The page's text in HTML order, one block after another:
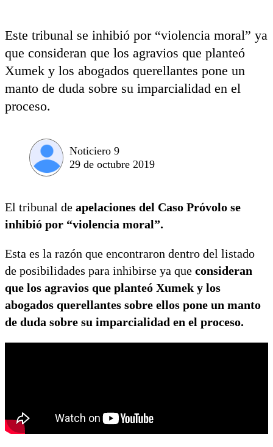
Este tribunal se inhibió por “violencia moral” ya
que consideran que los agravios que planteó
Xumek y los abogados querellantes pone un
manto de duda sobre su imparcialidad en el
proceso.
Noticiero 9
29 de octubre 2019
El tribunal de apelaciones del Caso Próvolo se
inhibió por “violencia moral”.
Esta es la razón que encontraron dentro del listado
de posibilidades para inhibirse ya que consideran
que los agravios que planteó Xumek y los
abogados querellantes sobre ellos pone un manto
de duda sobre su imparcialidad en el proceso.